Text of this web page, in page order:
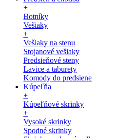
+
Botníky
Vešiaky
+
Vešiaky na stenu
Stojanové vešiaky
Predsieňové steny
Lavice a taburety
Komody do predsiene
Kúpeľňa
+
Kúpeľňové skrinky
+
Vysoké skrinky
Spodné skrinky